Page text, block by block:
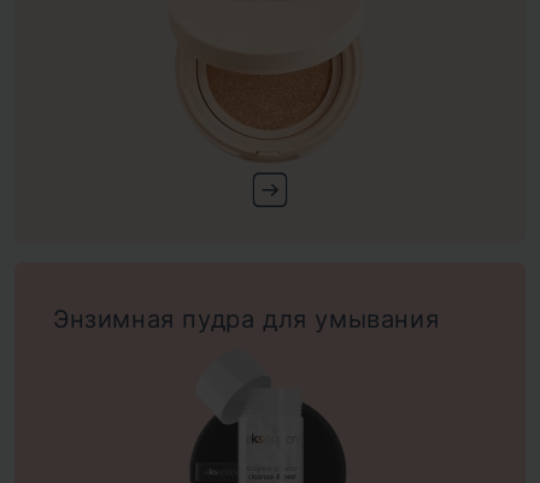
Энзимная пудра для умывания